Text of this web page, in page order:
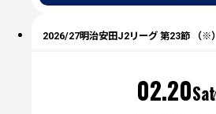
2026/27明治安田J2リーグ 第23節 （※）
02.20Sat